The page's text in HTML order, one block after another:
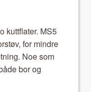
kut­tflater. MS5
for min­dre
Noe som
bor og